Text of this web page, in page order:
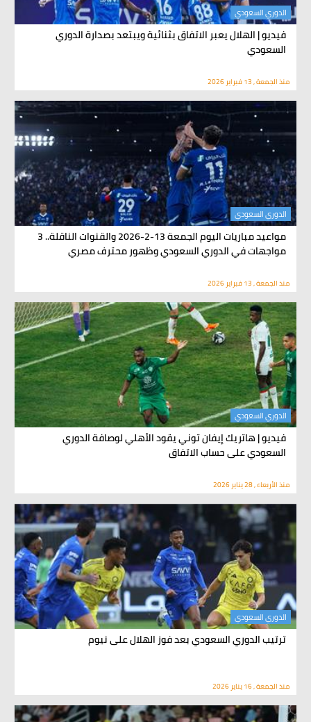
فيديو | الهلال يعبر الاتفاق بثنائية ويبتعد بصدارة الدوري
السعودي
الدوري السعودي
منذ الجمعة , 13 فبراير 2026
مواعيد مباريات اليوم الجمعة 13-2-2026 والقنوات الناقلة.. 3
مواجهات في الدوري السعودي وظهور محترف مصري
الدوري السعودي
منذ الجمعة , 13 فبراير 2026
فيديو | هاتريك إيفان توني يقود الأهلي لوصافة الدوري
السعودي على حساب الاتفاق
الدوري السعودي
منذ الأربعاء , 28 يناير 2026
ترتيب الدوري السعودي بعد فوز الهلال على نيوم
الدوري السعودي
منذ الجمعة , 16 يناير 2026